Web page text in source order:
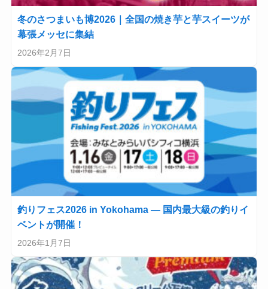
冬のさつまいも博2026｜全国の焼き芋と芋スイーツが
幕張メッセに集結
2026年2月7日
釣りフェス2026 in Yokohama — 国内最大級の釣りイ
ベントが開催！
2026年1月7日